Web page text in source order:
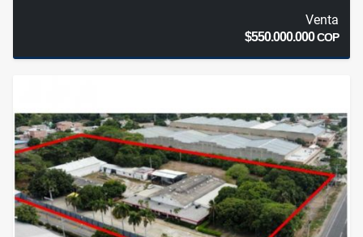
Venta
$550.000.000COP